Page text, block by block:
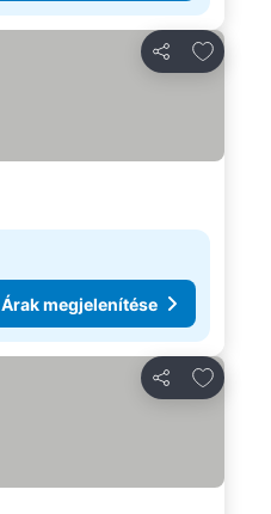
Megosztás
Árak megjelenítése
Megosztás